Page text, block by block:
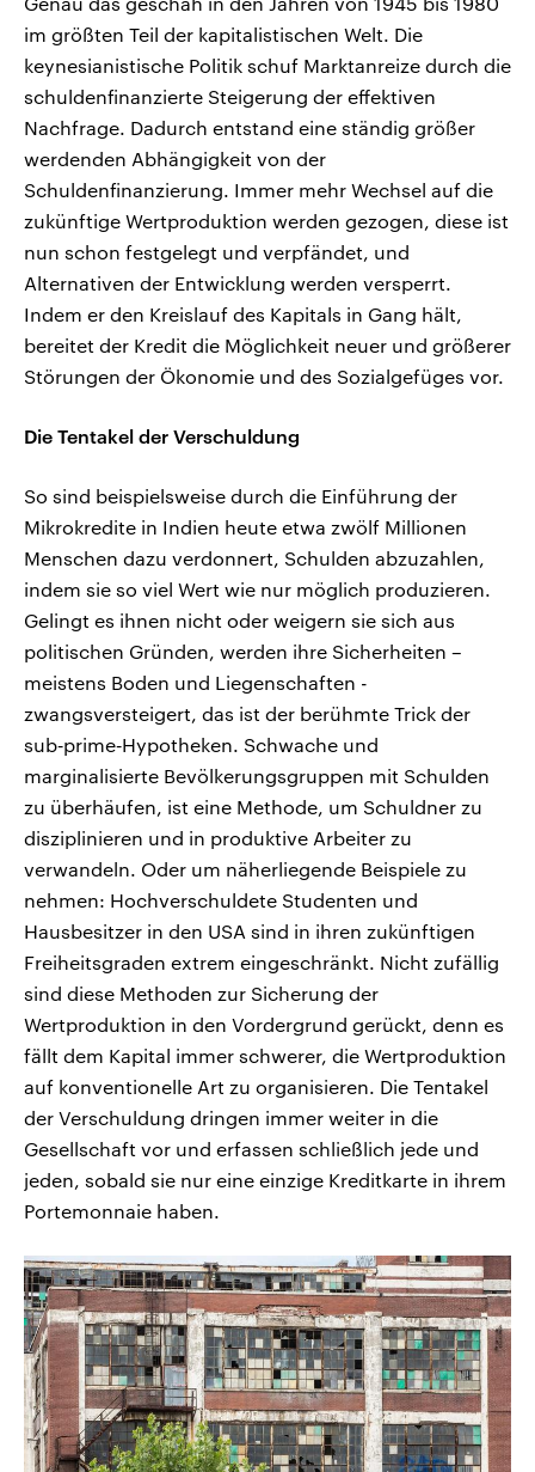
im größten Teil der kapitalistischen Welt. Die
keynesianistische Politik schuf Marktanreize durch die
schuldenfinanzierte Steigerung der effektiven
Nachfrage. Dadurch entstand eine ständig größer
werdenden Abhängigkeit von der
Schuldenfinanzierung. Immer mehr Wechsel auf die
zukünftige Wertproduktion werden gezogen, diese ist
nun schon festgelegt und verpfändet, und
Alternativen der Entwicklung werden versperrt.
Indem er den Kreislauf des Kapitals in Gang hält,
bereitet der Kredit die Möglichkeit neuer und größerer
Störungen der Ökonomie und des Sozialgefüges vor.
Die Tentakel der Verschuldung
So sind beispielsweise durch die Einführung der
Mikrokredite in Indien heute etwa zwölf Millionen
Menschen dazu verdonnert, Schulden abzuzahlen,
indem sie so viel Wert wie nur möglich produzieren.
Gelingt es ihnen nicht oder weigern sie sich aus
politischen Gründen, werden ihre Sicherheiten –
meistens Boden und Liegenschaften -
zwangsversteigert, das ist der berühmte Trick der
sub‑prime‑Hypotheken. Schwache und
marginalisierte Bevölkerungsgruppen mit Schulden
zu überhäufen, ist eine Methode, um Schuldner zu
disziplinieren und in produktive Arbeiter zu
verwandeln. Oder um näherliegende Beispiele zu
nehmen: Hochverschuldete Studenten und
Hausbesitzer in den USA sind in ihren zukünftigen
Freiheitsgraden extrem eingeschränkt. Nicht zufällig
sind diese Methoden zur Sicherung der
Wertproduktion in den Vordergrund gerückt, denn es
fällt dem Kapital immer schwerer, die Wertproduktion
auf konventionelle Art zu organisieren. Die Tentakel
der Verschuldung dringen immer weiter in die
Gesellschaft vor und erfassen schließlich jede und
jeden, sobald sie nur eine einzige Kreditkarte in ihrem
Portemonnaie haben.